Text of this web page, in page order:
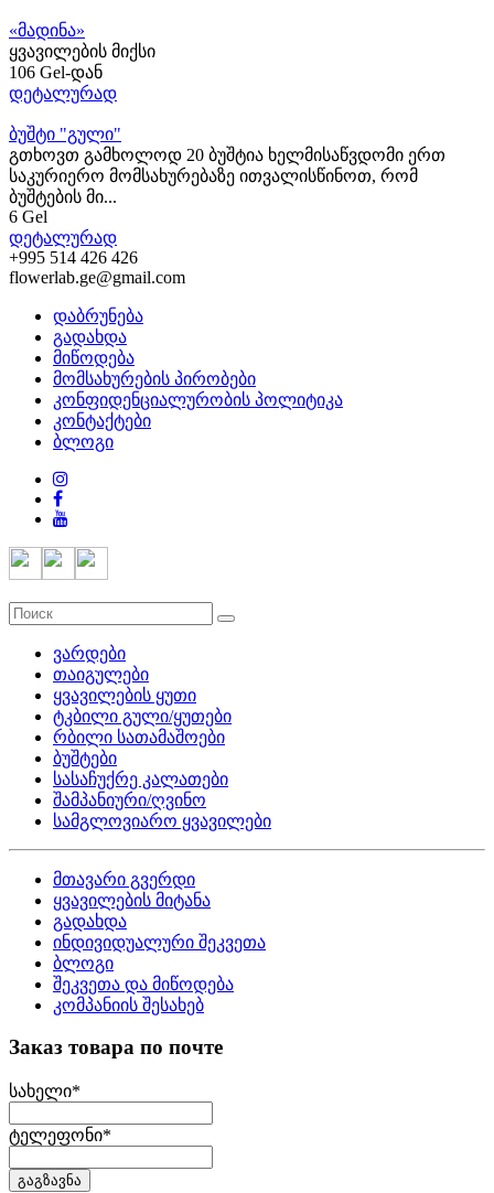
«მადინა»
ყვავილების მიქსი
106 Gel-დან
დეტალურად
ბუშტი "გული"
გთხოვთ გამხოლოდ 20 ბუშტია ხელმისაწვდომი ერთ
საკურიერო მომსახურებაზე ითვალისწინოთ, რომ
ბუშტების მი...
6 Gel
დეტალურად
+995 514 426 426
flowerlab.ge@gmail.com
დაბრუნება
გადახდა
მიწოდება
მომსახურების პირობები
კონფიდენციალურობის პოლიტიკა
კონტაქტები
ბლოგი
ვარდები
თაიგულები
ყვავილების ყუთი
ტკბილი გული/ყუთები
რბილი სათამაშოები
ბუშტები
სასაჩუქრე კალათები
შამპანიური/ღვინო
სამგლოვიარო ყვავილები
მთავარი გვერდი
ყვავილების მიტანა
გადახდა
ინდივიდუალური შეკვეთა
ბლოგი
შეკვეთა და მიწოდება
კომპანიის შესახებ
Заказ товара по почте
სახელი*
ტელეფონი*
გაგზავნა